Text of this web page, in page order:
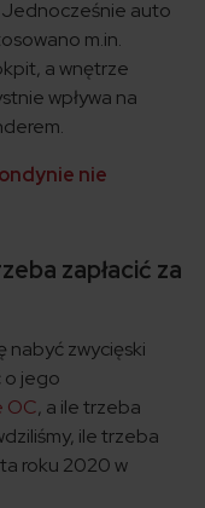
Jednocześnie auto
m.in.
a wnętrze
wpływa na
nie
zapłacić za
nabyć zwycięski
o jego
OC, a ile trzeba
ile trzeba
roku 2020 w